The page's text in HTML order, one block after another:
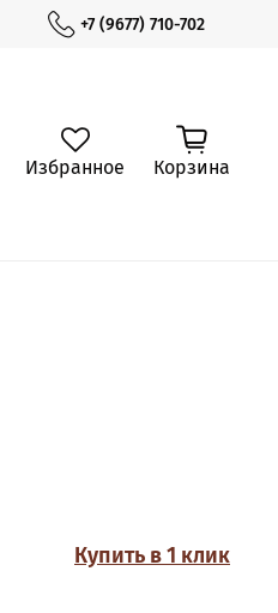
+7 (9677) 710-702
Избранное Корзина
Купить в 1 клик